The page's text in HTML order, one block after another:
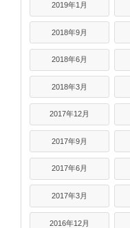
2019年1月
2018年9月
2018年6月
2018年3月
2017年12月
2017年9月
2017年6月
2017年3月
2016年12月